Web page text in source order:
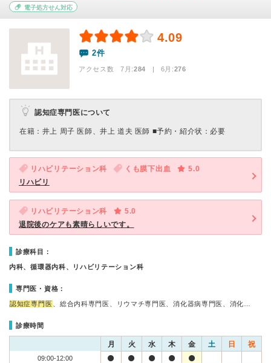
電子処方せん対応
4.09
2件
アクセス数 7月:284 | 6月:276
認知症専門医について
在籍：井上 周子 医師、井上 道夫 医師 ■予約・紹介状：必要
リハビリテーション科 くも膜下出血
5.0
リハビリ
リハビリテーション科
5.0
退院後のケアも素晴らしいです。
診療科目：
内科、循環器内科、リハビリテーション科
専門医・資格：
認知症専門医 、総合内科専門医、リウマチ専門医、消化器病専門医、消化…
診療時間
月 火 水 木 金 土 日 祝
09:00-12:00